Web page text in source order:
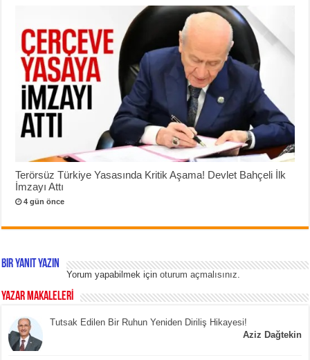
Terörsüz Türkiye Yasasında Kritik Aşama! Devlet Bahçeli İlk
İmzayı Attı
4 gün önce
Bir yanıt yazın
Yorum yapabilmek içinoturum açmalısınız.
YAZAR MAKALELERİ
Tutsak Edilen Bir Ruhun Yeniden Diriliş Hikayesi!
Aziz Dağtekin